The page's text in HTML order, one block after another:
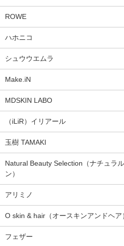
ROWE
ハホニコ
シュウウエムラ
Make.iN
MDSKIN LABO
（iLiR）イリアール
玉樹 TAMAKI
Natural Beauty Selection（ナチュラ
ン）
アリミノ
O skin & hair（オースキンアンドヘア
フェザー